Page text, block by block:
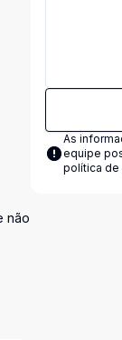
não
As
equipe
política de